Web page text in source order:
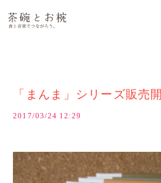
「まんま」シリーズ販売
2017/03/24 12:29